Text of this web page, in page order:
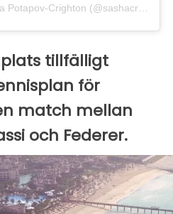
tillfälligt
för
match mellan
och Federer.